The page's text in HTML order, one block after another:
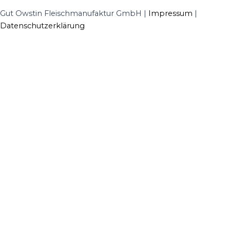
Gut Owstin Fleischmanufaktur GmbH | Impressum |
Datenschutzerklärung